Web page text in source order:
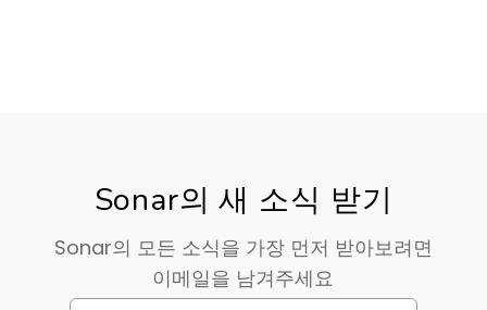
Sonar의 새 소식 받기
Sonar의 모든 소식을 가장 먼저 받아보려면
이메일을 남겨주세요